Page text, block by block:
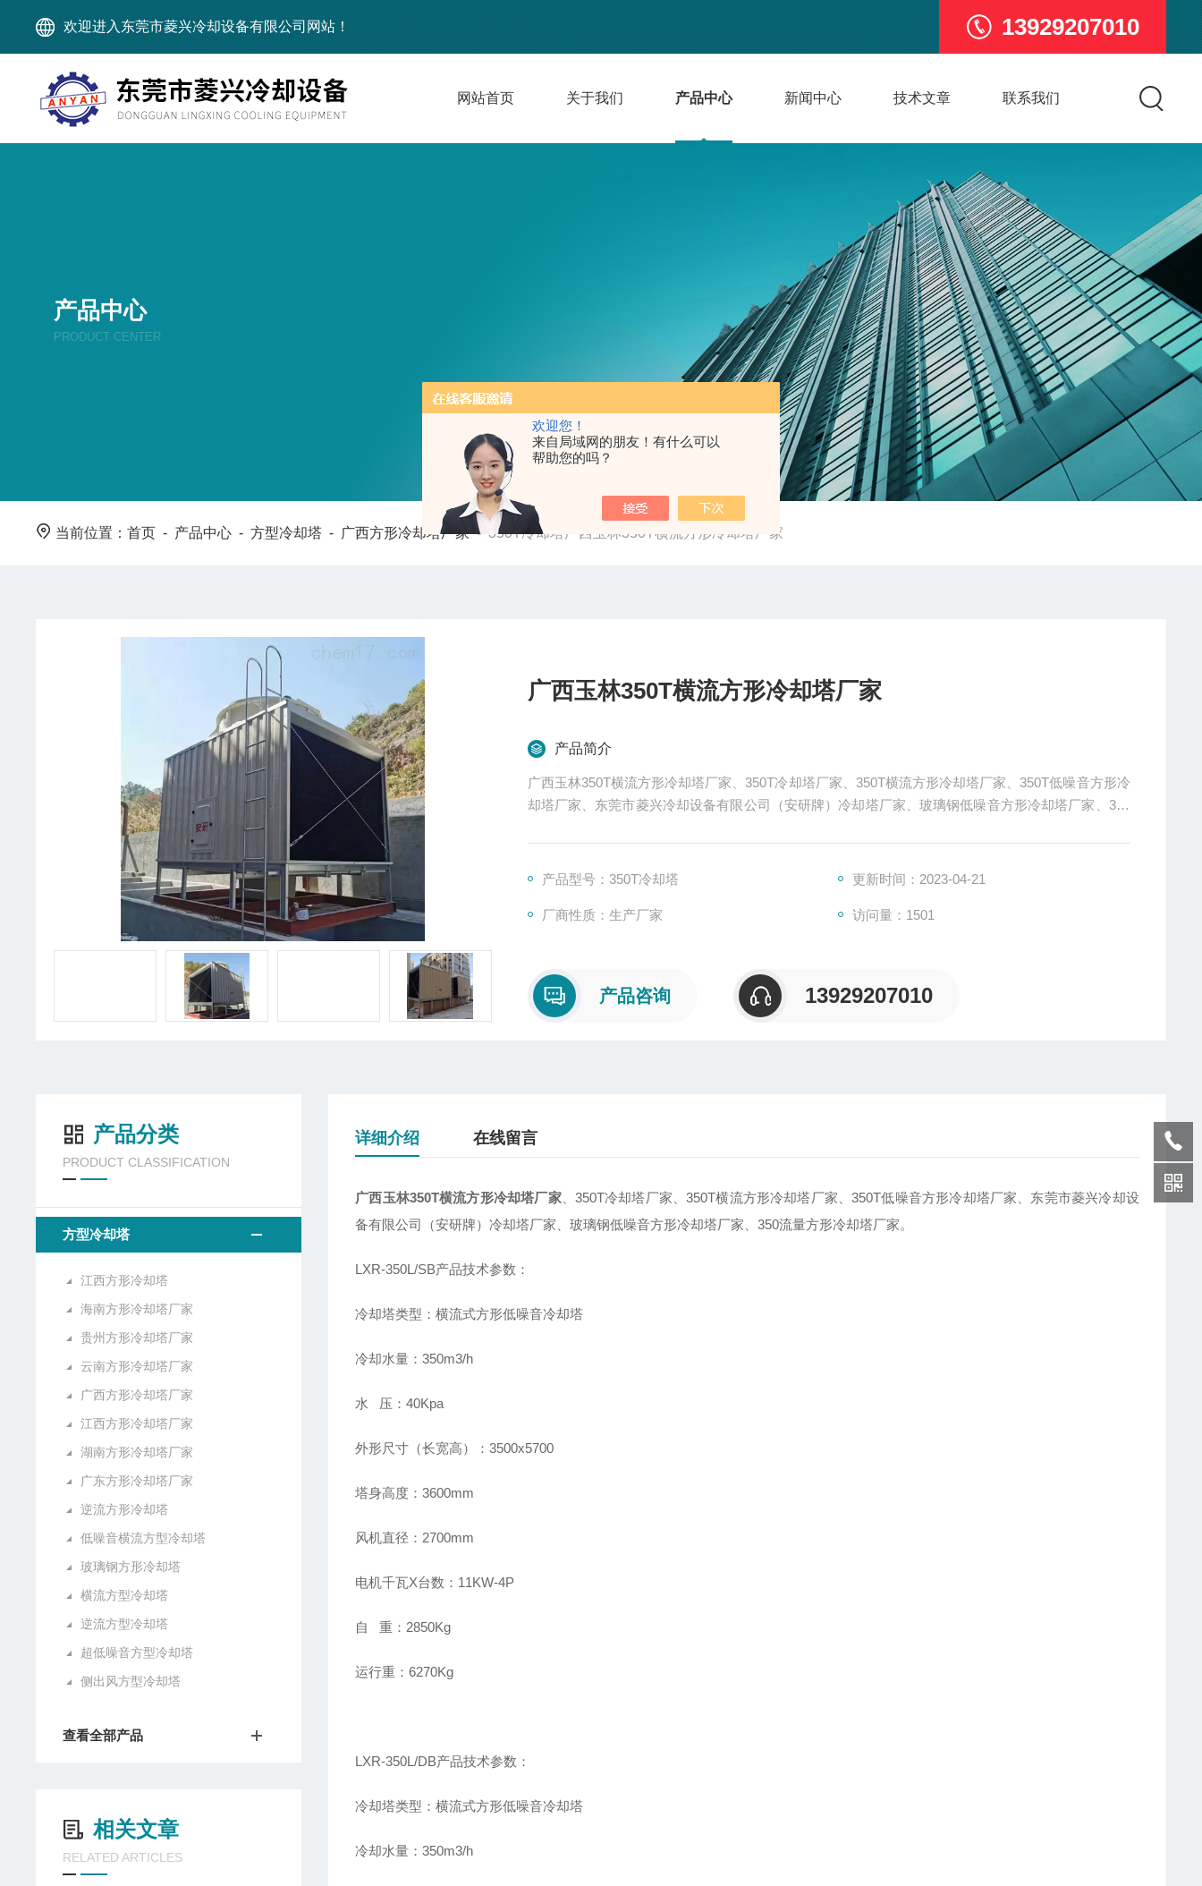
欢迎您！
来自局域网的朋友！有什么可以
帮助您的吗？
欢迎进入东莞市菱兴冷却设备有限公司网站！ 13929207010
网站首页 关于我们 产品中心 新闻中心 技术文章 联系我们
产品中心
PRODUCT CENTER
当前位置：首页 - 产品中心 -方型冷却塔 - 广西方形冷却塔厂家-350T冷却塔广西玉林350T横流方形冷却塔厂家
广西玉林350T横流方形冷却塔厂家
产品简介
广西玉林350T横流方形冷却塔厂家、350T冷却塔厂家、350T横流方形冷却塔厂家、350T低噪音方形冷
却塔厂家、东莞市菱兴冷却设备有限公司（安研牌）冷却塔厂家、玻璃钢低噪音方形冷却塔厂家、350
产品型号：350T冷却塔 更新时间：2023-04-21
厂商性质：生产厂家 访问量：1501
产品咨询 13929207010
产品分类
PRODUCT CLASSIFICATION
方型冷却塔
江西方形冷却塔
海南方形冷却塔厂家
贵州方形冷却塔厂家
云南方形冷却塔厂家
广西方形冷却塔厂家
江西方形冷却塔厂家
湖南方形冷却塔厂家
广东方形冷却塔厂家
逆流方形冷却塔
低噪音横流方型冷却塔
玻璃钢方形冷却塔
横流方型冷却塔
逆流方型冷却塔
超低噪音方型冷却塔
侧出风方型冷却塔
查看全部产品
相关文章
RELATED ARTICLES
详细介绍 在线留言
广西玉林350T横流方形冷却塔厂家、350T冷却塔厂家、350T横流方形冷却塔厂家、350T低噪音方形冷却塔厂家、东莞市菱兴冷却设
备有限公司（安研牌）冷却塔厂家、玻璃钢低噪音方形冷却塔厂家、350流量方形冷却塔厂家。
LXR-350L/SB产品技术参数：
冷却塔类型：横流式方形低噪音冷却塔
冷却水量：350m3/h
水 压：40Kpa
外形尺寸（长宽高）：3500x5700
塔身高度：3600mm
风机直径：2700mm
电机千瓦X台数：11KW-4P
自 重：2850Kg
运行重：6270Kg
LXR-350L/DB产品技术参数：
冷却塔类型：横流式方形低噪音冷却塔
冷却水量：350m3/h